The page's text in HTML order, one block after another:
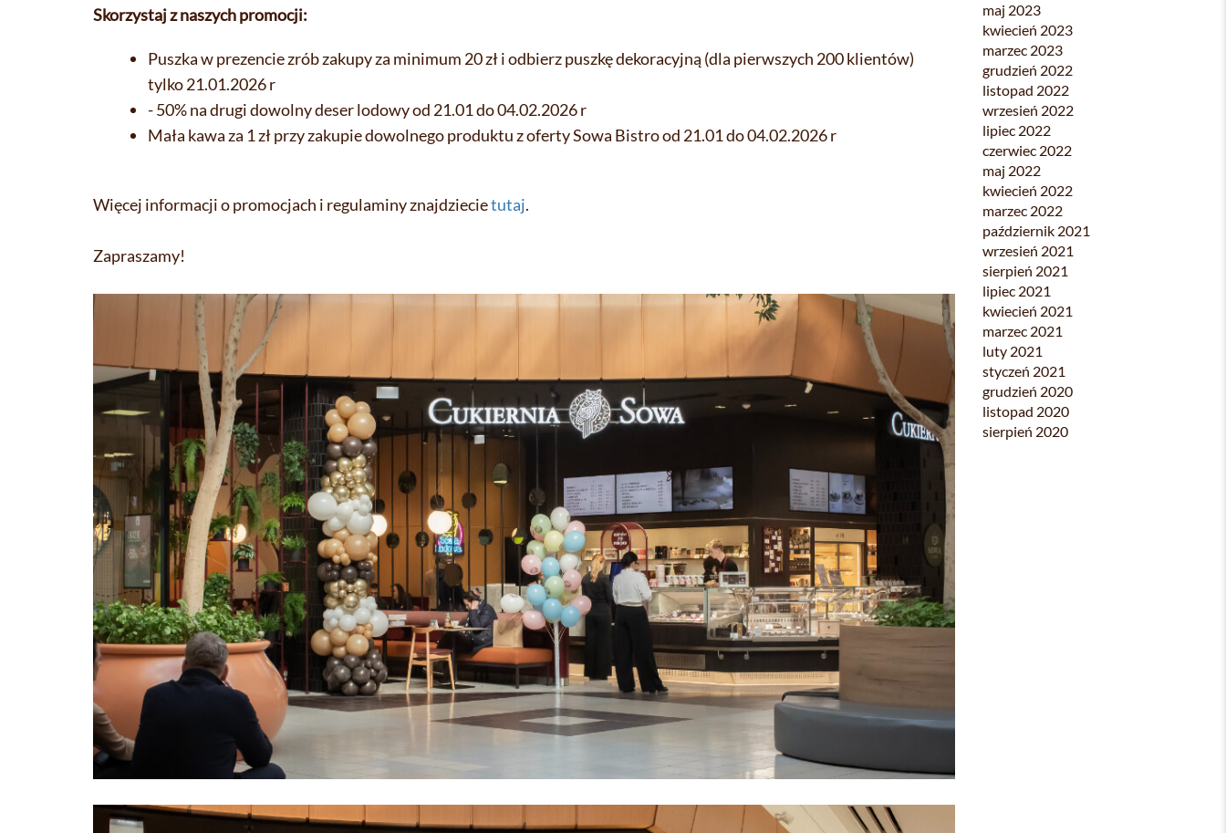
Skorzystaj z naszych promocji:
Puszka w prezencie zrób zakupy za minimum 20 zł i odbierz puszkę dekoracyjną (dla pierwszych 200 klientów)
tylko 21.01.2026 r
- 50% na drugi dowolny deser lodowy od 21.01 do 04.02.2026 r
Mała kawa za 1 zł przy zakupie dowolnego produktu z oferty Sowa Bistro od 21.01 do 04.02.2026 r
Więcej informacji o promocjach i regulaminy znajdziecietutaj.
Zapraszamy!
maj 2023
kwiecień 2023
marzec 2023
grudzień 2022
listopad 2022
wrzesień 2022
lipiec 2022
czerwiec 2022
maj 2022
kwiecień 2022
marzec 2022
październik 2021
wrzesień 2021
sierpień 2021
lipiec 2021
kwiecień 2021
marzec 2021
luty 2021
styczeń 2021
grudzień 2020
listopad 2020
sierpień 2020